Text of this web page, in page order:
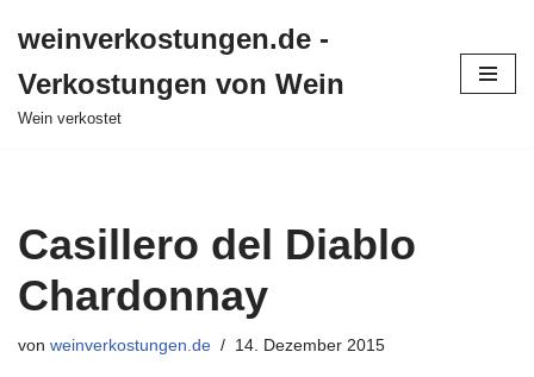
Inhalt
springen
weinverkostungen.de -
Verkostungen von Wein
Wein verkostet
Casillero del Diablo
Chardonnay
von weinverkostungen.de 14. Dezember 2015